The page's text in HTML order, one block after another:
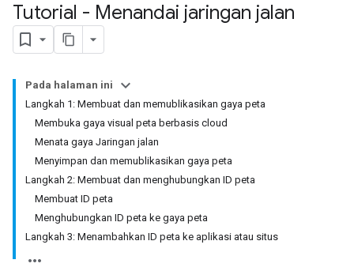
Tutorial - Menandai jaringan jalan
Pada halaman ini
Langkah 1: Membuat dan memublikasikan gaya peta
Membuka gaya visual peta berbasis cloud
Menata gaya Jaringan jalan
Menyimpan dan memublikasikan gaya peta
Langkah 2: Membuat dan menghubungkan ID peta
Membuat ID peta
Menghubungkan ID peta ke gaya peta
Langkah 3: Menambahkan ID peta ke aplikasi atau situs